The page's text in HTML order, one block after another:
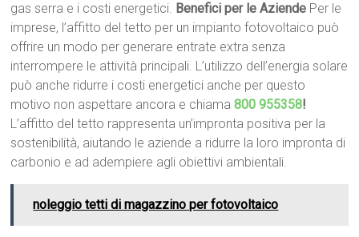
gas serra e i costi energetici. Benefici per le Aziende Per le
imprese, l’affitto del tetto per un impianto fotovoltaico può
offrire un modo per generare entrate extra senza
interrompere le attività principali. L’utilizzo dell’energia solare
può anche ridurre i costi energetici anche per questo
motivo non aspettare ancora e chiama800 955358!
L’affitto del tetto rappresenta un’impronta positiva per la
sostenibilità, aiutando le aziende a ridurre la loro impronta di
carbonio e ad adempiere agli obiettivi ambientali.
noleggio tetti di magazzino per fotovoltaico